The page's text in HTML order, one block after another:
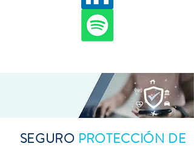
SEGURO PROTECCIÓN DE